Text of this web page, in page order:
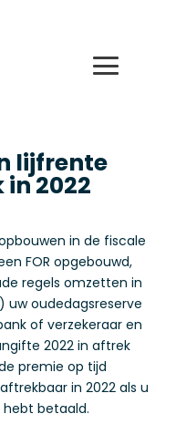
lijfrente
2022
in de fiscale
FOR opgebouwd,
regels omzetten in
uw oudedagsreserve
of verzekeraar en
2022 in aftrek
premie op tijd
in 2022 als u
hebt betaald.